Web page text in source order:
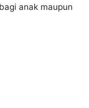
anak maupun